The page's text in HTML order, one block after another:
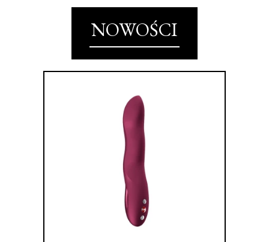
NOWOŚCI